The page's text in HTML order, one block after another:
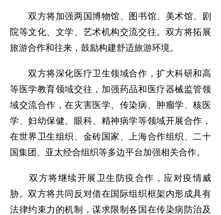
双方将加强两国博物馆、图书馆、美术馆、剧
院等文化、文学、艺术机构交流交往。双方将拓展
旅游合作和往来，鼓励构建舒适旅游环境。
双方将深化医疗卫生领域合作，扩大科研和高
等医学教育领域交往，加强药品和医疗器械监管领
域交流合作，在灾害医学、传染病、肿瘤学、核医
学、妇幼保健、眼科、精神病学等领域开展合作，
在世界卫生组织、金砖国家、上海合作组织、二十
国集团、亚太经合组织等多边平台加强相关合作。
双方将继续开展卫生防疫合作，应对疫情威
胁。双方将共同反对借在国际组织框架内形成具有
法律约束力的机制，谋求限制各国在传染病防治及